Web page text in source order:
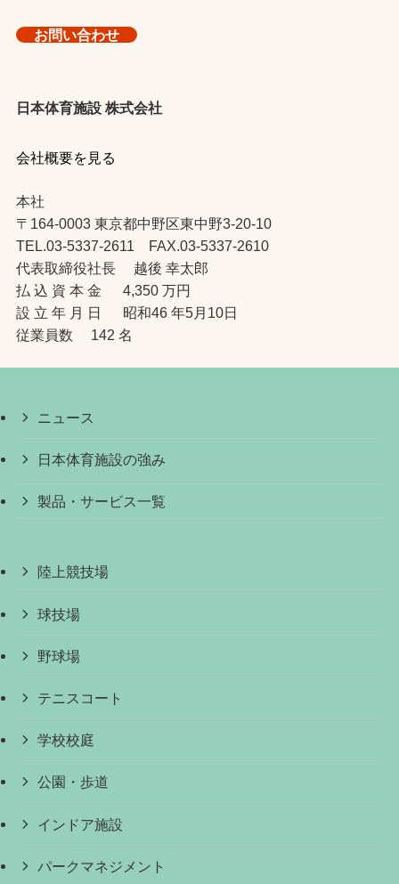
お問い合わせ
日本体育施設 株式会社
会社概要を見る
本社
〒164-0003 東京都中野区東中野3-20-10
TEL.03-5337-2611 FAX.03-5337-2610
代表取締役社長 越後 幸太郎
払 込 資 本 金 4,350 万円
設 立 年 月 日 昭和46 年5月10日
従業員数 142 名
ニュース
日本体育施設の強み
製品・サービス一覧
陸上競技場
球技場
野球場
テニスコート
学校校庭
公園・歩道
インドア施設
パークマネジメント